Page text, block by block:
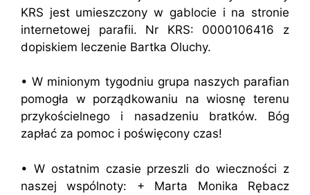
KRS jest umieszczony w gablocie i na stronie
internetowej parafii. Nr KRS: 0000106416 z
dopiskiem leczenie Bartka Oluchy.
• W minionym tygodniu grupa naszych parafian
pomogła w porządkowaniu na wiosnę terenu
przykościelnego i nasadzeniu bratków. Bóg
zapłać za pomoc i poświęcony czas!
• W ostatnim czasie przeszli do wieczności z
naszej wspólnoty: + Marta Monika Rębacz